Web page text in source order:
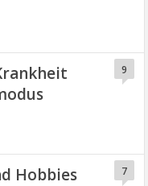
9
Hobbies 7